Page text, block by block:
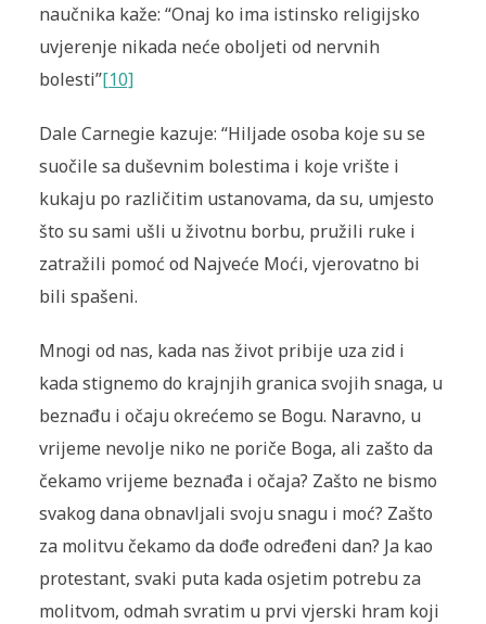
naučnika kaže: “Onaj ko ima istinsko religijsko
uvjerenje nikada neće oboljeti od nervnih
bolesti”[10]
Dale Carnegie kazuje: “Hiljade osoba koje su se
suočile sa duševnim bolestima i koje vrište i
kukaju po različitim ustanovama, da su, umjesto
što su sami ušli u životnu borbu, pružili ruke i
zatražili pomoć od Najveće Moći, vjerovatno bi
bili spašeni.
Mnogi od nas, kada nas život pribije uza zid i
kada stignemo do krajnjih granica svojih snaga, u
beznađu i očaju okrećemo se Bogu. Naravno, u
vrijeme nevolje niko ne poriče Boga, ali zašto da
čekamo vrijeme beznađa i očaja? Zašto ne bismo
svakog dana obnavljali svoju snagu i moć? Zašto
za molitvu čekamo da dođe određeni dan? Ja kao
protestant, svaki puta kada osjetim potrebu za
molitvom, odmah svratim u prvi vjerski hram koji